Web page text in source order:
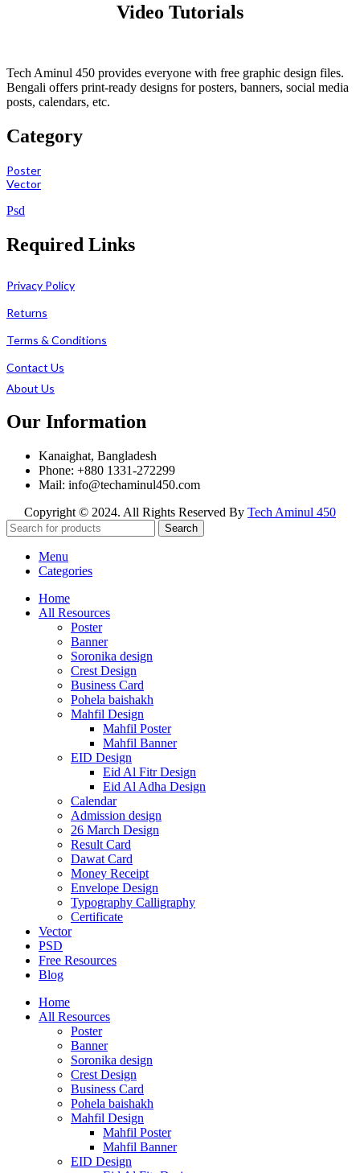
Video Tutorials
Tech Aminul 450 provides everyone with free graphic design files.
Bengali offers print-ready designs for posters, banners, social media
posts, calendars, etc.
Category
Poster
Vector
Psd
Required Links
Privacy Policy
Returns
Terms & Conditions
Contact Us
About Us
Our Information
Kanaighat, Bangladesh
Phone: +880 1331-272299
Mail: info@techaminul450.com
Copyright © 2024. All Rights Reserved By Tech Aminul 450
Search
Menu
Categories
Home
All Resources
Poster
Banner
Soronika design
Crest Design
Business Card
Pohela baishakh
Mahfil Design
Mahfil Poster
Mahfil Banner
EID Design
Eid Al Fitr Design
Eid Al Adha Design
Calendar
Admission design
26 March Design
Result Card
Dawat Card
Money Receipt
Envelope Design
Typography Calligraphy
Certificate
Vector
PSD
Free Resources
Blog
Home
All Resources
Poster
Banner
Soronika design
Crest Design
Business Card
Pohela baishakh
Mahfil Design
Mahfil Poster
Mahfil Banner
EID Design